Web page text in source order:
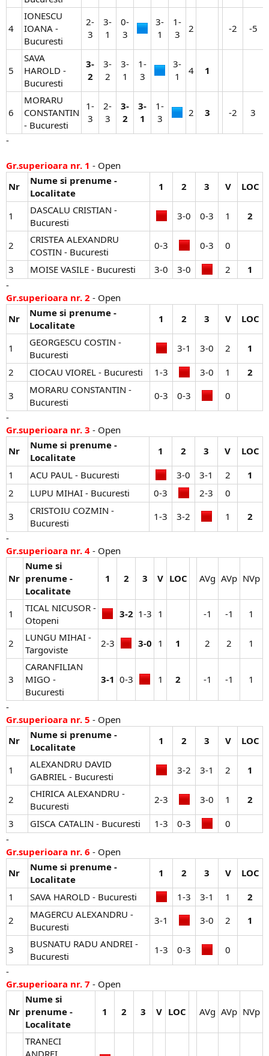
4
IONESCU
IOANA -
Bucuresti
2-
3​
3-
1​
0-
3​
3-
1​
1-
3​
2​ -2​ -5​
5
SAVA
HAROLD -
Bucuresti
3-
2
3-
2​
3-
1​
1-
3​
3-
1​
4​ 1
6
MORARU
CONSTANTIN
- Bucuresti
1-
3​
2-
3​
3-
2
3-
1
1-
3​
2​ 3 -2​ 3​
-
Gr.superioara nr. 1 - Open
Nr
Nume si prenume -
Localitate
1 2 3 V LOC
1
DASCALU CRISTIAN -
Bucuresti
3-0​ 0-3​ 1​ 2
2
CRISTEA ALEXANDRU
COSTIN - Bucuresti
0-3​ 0-3​
0​
3
MOISE VASILE - Bucuresti 3-0​ 3-0​ 2​
1
-
Gr.superioara nr. 2 - Open
Nr
Nume si prenume -
Localitate
1 2 3 V LOC
1
GEORGESCU COSTIN -
Bucuresti
3-1​ 3-0​ 2​
1
2
CIOCAU VIOREL - Bucuresti 1-3​ 3-0​ 1​
2
3
MORARU CONSTANTIN -
Bucuresti
0-3​ 0-3​
0​
-
Gr.superioara nr. 3 - Open
Nr
Nume si prenume -
Localitate
1 2 3 V
LOC
1
ACU PAUL - Bucuresti 3-0​ 3-1​ 2​
1
2
LUPU MIHAI - Bucuresti 0-3​ 2-3​
0​
3
CRISTOIU COZMIN -
Bucuresti
1-3​ 3-2​ 1​
2
-
Gr.superioara nr. 4 - Open
Nr
Nume si
prenume -
Localitate
1 2 3 V LOC AVg​ AVp​ NVp​
1
TICAL NICUSOR -
Otopeni
3-2 1-3​ 1​ -1​ -1​ 1​
2
LUNGU MIHAI -
Targoviste
2-3​ 3-0 1​ 1 2​ 2​ 1​
3
CARANFILIAN
MIGO -
Bucuresti
3-1 0-3​ 1​ 2 -1​ -1​ 1​
-
Gr.superioara nr. 5 - Open
Nr
Nume si prenume -
Localitate
1 2 3 V LOC
1
ALEXANDRU DAVID
GABRIEL - Bucuresti
3-2​ 3-1​ 2​ 1
2
CHIRICA ALEXANDRU -
Bucuresti
2-3​ 3-0​ 1​
2
3
GISCA CATALIN - Bucuresti 1-3​ 0-3​
0​
-
Gr.superioara nr. 6 - Open
Nr
Nume si prenume -
Localitate
1 2 3 V
LOC
1
SAVA HAROLD - Bucuresti 1-3​ 3-1​ 1​
2
2
MAGERCU ALEXANDRU -
Bucuresti
3-1​ 3-0​ 2​ 1
3
BUSNATU RADU ANDREI -
Bucuresti
1-3​ 0-3​
0​
-
Gr.superioara nr. 7 - Open
Nr
Nume si
prenume -
Localitate
1 2 3 V LOC AVg​ AVp​ NVp​
TRANECI
ANDREI